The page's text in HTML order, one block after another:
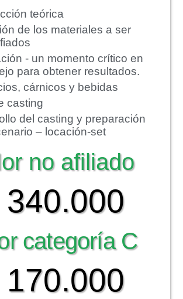
teórica
de los materiales a ser
- un momento crítico en
para obtener resultados.
cárnicos y bebidas
casting
del casting y preparación
– locación-set
no afiliado
categoría C